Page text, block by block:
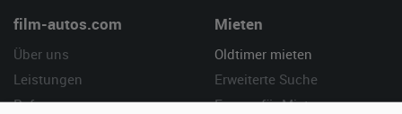
film-autos.com
Über uns
Leistungen
Referenzen
Mieten
Oldtimer mieten
Erweiterte Suche
Fragen für Mieter